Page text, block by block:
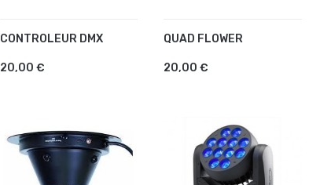
CONTROLEUR DMX
20,00 €
AJOUTER AU PANIER QUAD FLOWER
20,00 €
AJOUTER AU PANIER